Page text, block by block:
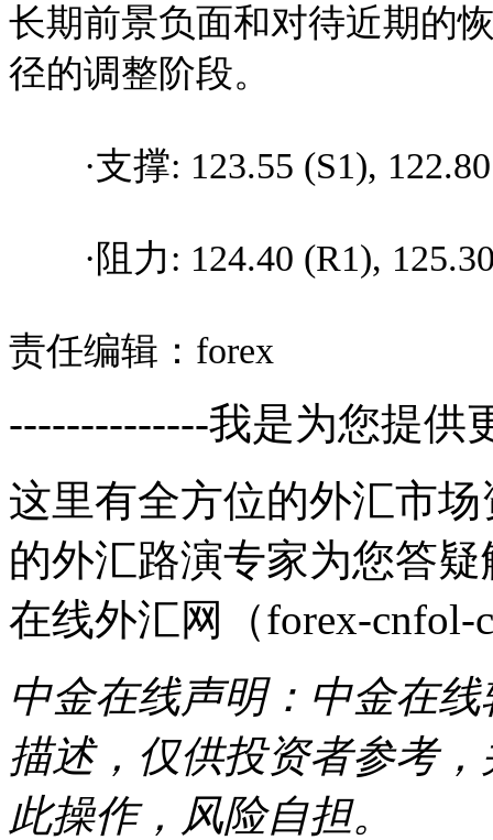
长期前景负面和对待近期的
径的调整阶段。
·支撑: 123.55 (S1), 122.80
·阻力: 124.40 (R1), 125.30
责任编辑：forex
--------------我是为您提供
这里有全方位的外汇市
的外汇路演专家为您答
在线外汇网（forex-cnfol-
中金在线声明：中金在
描述，仅供投资者参考
此操作，风险自担。